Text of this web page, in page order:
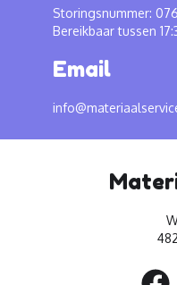
Storingsnummer:
Bereikbaar tussen
Email